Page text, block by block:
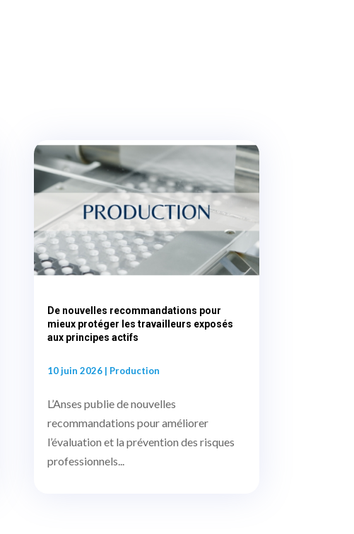
De nouvelles recommandations pour
mieux protéger les travailleurs exposés
aux principes actifs
10 juin 2026| Production
L’Anses publie de nouvelles
recommandations pour améliorer
l’évaluation et la prévention des risques
professionnels...